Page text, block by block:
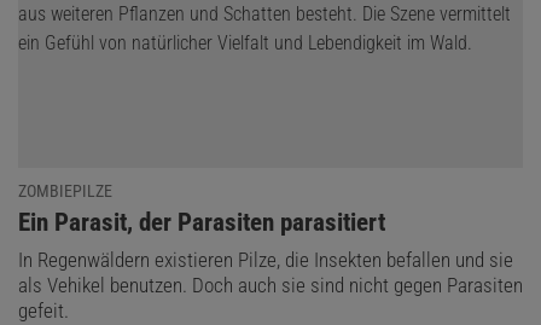
ZOMBIEPILZE
:
Ein Parasit, der Parasiten parasitiert
In Regenwäldern existieren Pilze, die Insekten befallen und sie
als Vehikel benutzen. Doch auch sie sind nicht gegen Parasiten
gefeit.